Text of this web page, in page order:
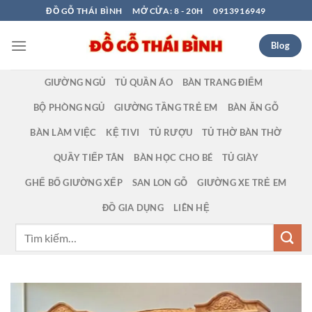
qua
nội
ĐỒ GỖ THÁI BÌNH MỞ CỬA: 8 - 20H 0913916949
Blog
GIƯỜNG NGỦ TỦ QUẦN ÁO BÀN TRANG ĐIỂM
BỘ PHÒNG NGỦ GIƯỜNG TẦNG TRẺ EM BÀN ĂN GỖ
BÀN LÀM VIỆC KỆ TIVI TỦ RƯỢU TỦ THỜ BÀN THỜ
QUẦY TIẾP TÂN BÀN HỌC CHO BÉ TỦ GIÀY
GHẾ BỐ GIƯỜNG XẾP SAN LON GỖ GIƯỜNG XE TRẺ EM
ĐỒ GIA DỤNG LIÊN HỆ